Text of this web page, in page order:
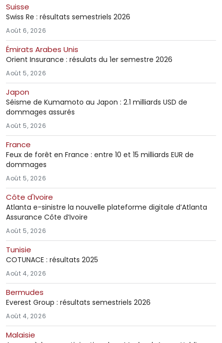
Suisse
Swiss Re : résultats semestriels 2026
Août 6, 2026
Émirats Arabes Unis
Orient Insurance : résulats du 1er semestre 2026
Août 5, 2026
Japon
Séisme de Kumamoto au Japon : 2.1 milliards USD de
dommages assurés
Août 5, 2026
France
Feux de forêt en France : entre 10 et 15 milliards EUR de
dommages
Août 5, 2026
Côte d'Ivoire
Atlanta e-sinistre la nouvelle plateforme digitale d’Atlanta
Assurance Côte d’Ivoire
Août 5, 2026
Tunisie
COTUNACE : résultats 2025
Août 4, 2026
Bermudes
Everest Group : résultats semestriels 2026
Août 4, 2026
Malaisie